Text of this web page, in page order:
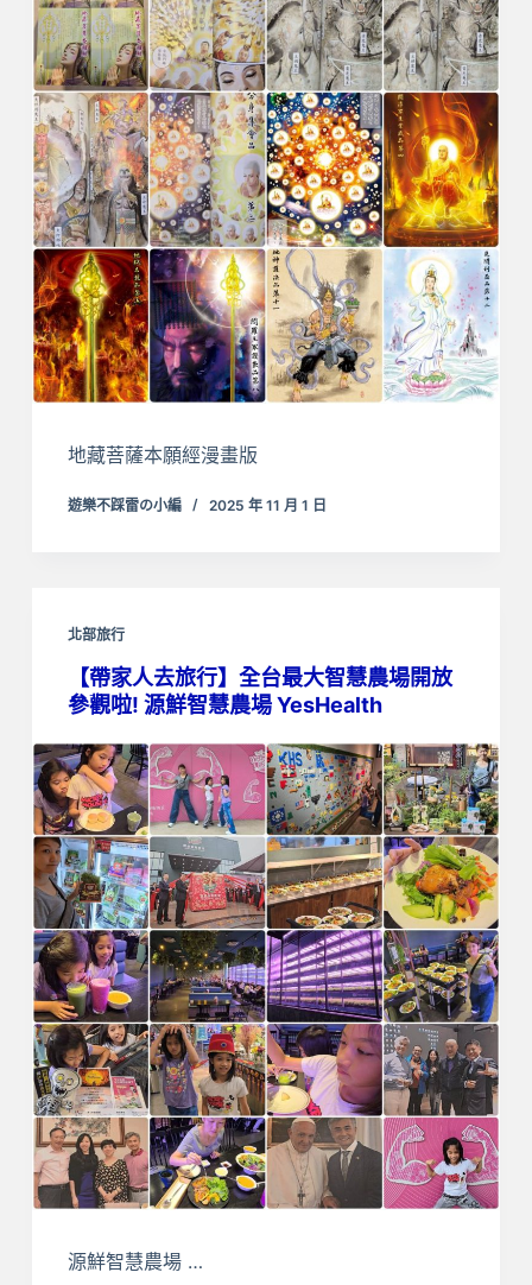
地藏菩薩本願經漫畫版
遊樂不踩雷の小編 2025 年 11 月 1 日
北部旅行
【帶家人去旅行】全台最大智慧農場開放
參觀啦! 源鮮智慧農場 YesHealth
源鮮智慧農場 …